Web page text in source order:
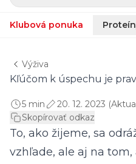
Klubová ponuka
Výživa
Kľúčom k úspechu je
5 min
20. 12. 2023
Skopírovať odkaz
To, ako žijeme, sa
vzhľade, ale aj na